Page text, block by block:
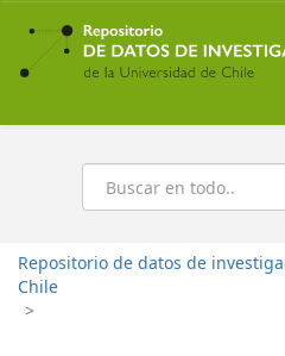
Ir
contenido
principal
Buscar
Repositorio de datos de
Chile
>